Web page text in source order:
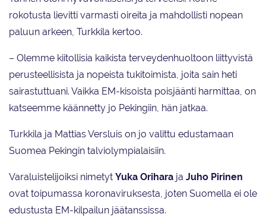
rokotusta lievitti varmasti oireita ja mahdollisti nopean
paluun arkeen, Turkkila kertoo.
– Olemme kiitollisia kaikista terveydenhuoltoon liittyvistä
perusteellisista ja nopeista tukitoimista, joita sain heti
sairastuttuani. Vaikka EM-kisoista poisjäänti harmittaa, on
katseemme käännetty jo Pekingiin, hän jatkaa.
Turkkila ja Mattias Versluis on jo valittu edustamaan
Suomea Pekingin talviolympialaisiin.
Varaluistelijoiksi nimetyt Yuka Orihara ja Juho Pirinen
ovat toipumassa koronaviruksesta, joten Suomella ei ole
edustusta EM-kilpailun jäätanssissa.